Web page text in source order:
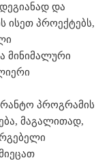
და
ისეთ პროექტებს,
მინიმალური
პროგრამის
მაგალითად,